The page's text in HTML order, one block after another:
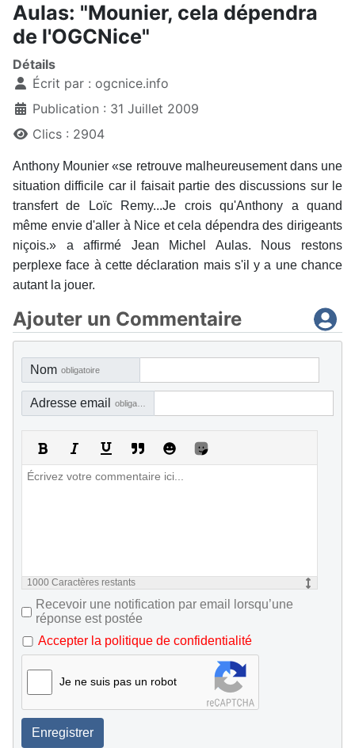
Aulas: "Mounier, cela dépendra
de l'OGCNice"
Détails
Écrit par : ogcnice.info
Publication : 31 Juillet 2009
Clics : 2904
Anthony Mounier «se retrouve malheureusement dans une
situation difficile car il faisait partie des discussions sur le
transfert de Loïc Remy...Je crois qu'Anthony a quand
même envie d'aller à Nice et cela dépendra des dirigeants
niçois.» a affirmé Jean Michel Aulas. Nous restons
perplexe face à cette déclaration mais s'il y a une chance
autant la jouer.
Ajouter un Commentaire
Nom obligatoire
Adresse email
1000 Caractères restants
Recevoir une notification par email lorsqu’une
réponse est postée
Accepter la politique de confidentialité
Je ne suis pas un robot
Enregistrer